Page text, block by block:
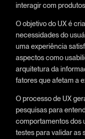
interagir com
O objetivo do UX é
necessidades do
uma experiência
aspectos como
arquitetura da
fatores que afetam a
O processo de UX
pesquisas para
comportamentos dos
testes para validar as